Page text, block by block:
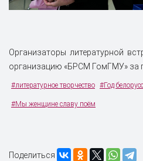
Организаторы литературной
организацию «БРСМ ГомГМУ» за
#литературное творчество #Год
#Мы женщине славу поём
Поделиться